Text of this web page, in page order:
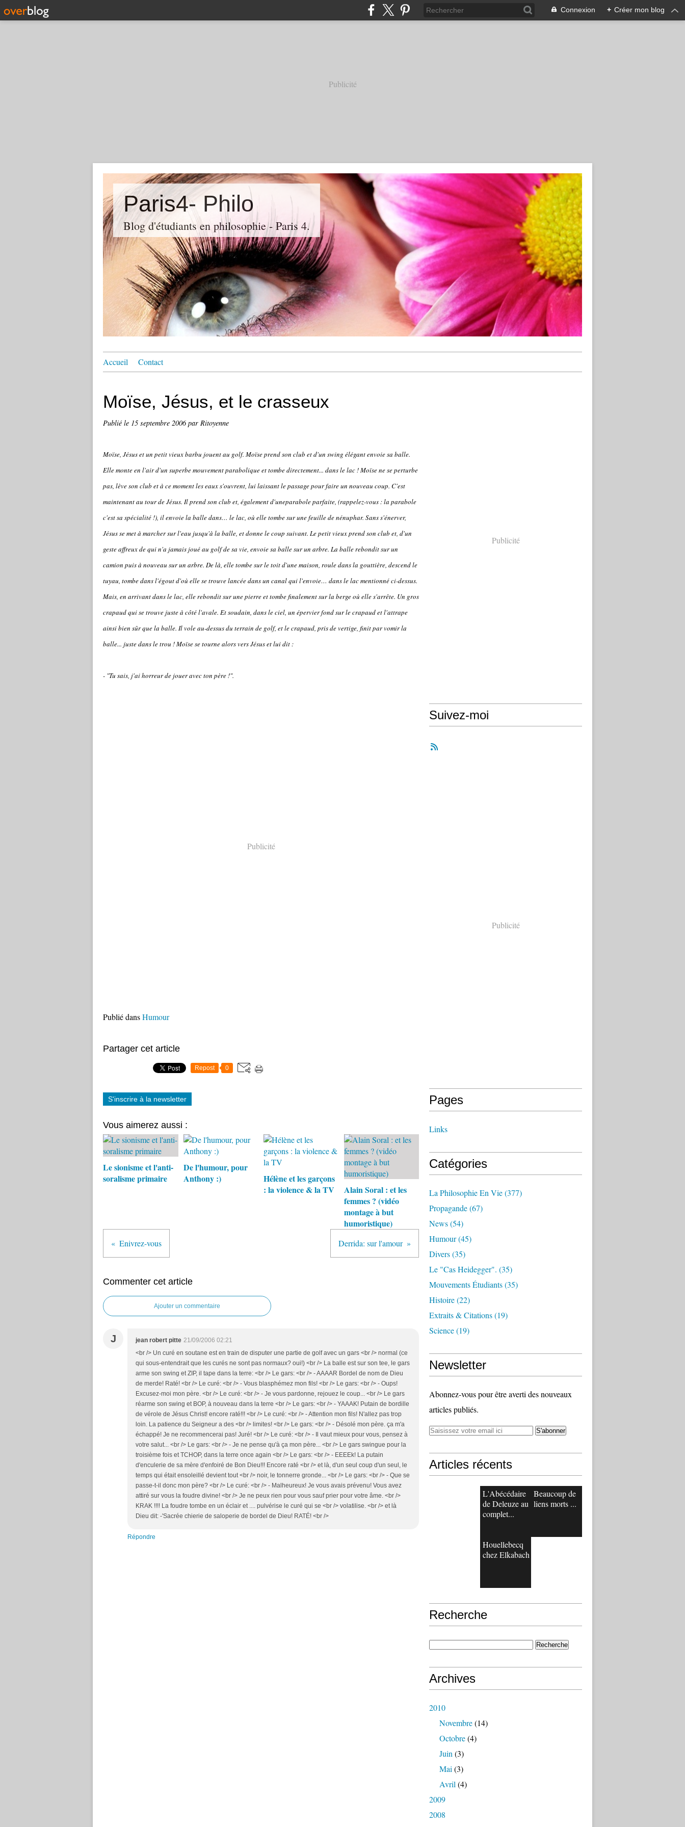
Connexion + Créer mon blog
Publicité
Paris4- Philo
Blog d'étudiants en philosophie - Paris 4.
Accueil Contact
Moïse, Jésus, et le crasseux
Publié le 15 septembre 2006par Ritoyenne
Moïse, Jésus et un petit vieux barbu jouent au golf. Moïse prend son club et d'un swing élégant envoie sa balle.
Elle monte en l'air d'un superbe mouvement parabolique et tombe directement... dans le lac ! Moïse ne se perturbe
pas, lève son club et à ce moment les eaux s'ouvrent, lui laissant le passage pour faire un nouveau coup. C'est
maintenant au tour de Jésus. Il prend son club et, également d'uneparabole parfaite, (rappelez-vous : la parabole
c'est sa spécialité !), il envoie la balle dans… le lac, où elle tombe sur une feuille de nénuphar. Sans s'énerver,
Jésus se met à marcher sur l'eau jusqu'à la balle, et donne le coup suivant. Le petit vieux prend son club et, d'un
geste affreux de qui n'a jamais joué au golf de sa vie, envoie sa balle sur un arbre. La balle rebondit sur un
camion puis à nouveau sur un arbre. De là, elle tombe sur le toit d'une maison, roule dans la gouttière, descend le
tuyau, tombe dans l'égout d'où elle se trouve lancée dans un canal qui l'envoie… dans le lac mentionné ci-dessus.
Mais, en arrivant dans le lac, elle rebondit sur une pierre et tombe finalement sur la berge où elle s'arrête. Un gros
crapaud qui se trouve juste à côté l'avale. Et soudain, dans le ciel, un épervier fond sur le crapaud et l'attrape
ainsi bien sûr que la balle. Il vole au-dessus du terrain de golf, et le crapaud, pris de vertige, finit par vomir la
balle... juste dans le trou ! Moïse se tourne alors vers Jésus et lui dit :
- "Tu sais, j'ai horreur de jouer avec ton père !".
Publicité
Publié dansHumour
Partager cet article
Repost 0
S'inscrire à la newsletter
Vous aimerez aussi :
Le sionisme et l'anti-
soralisme primaire
De l'humour, pour
Anthony :)
Hélène et les garçons
: la violence & la TV
Alain Soral : et les
femmes ? (vidéo
montage à but
humoristique)
Enivrez-vous Derrida: sur l'amour
Commenter cet article
Ajouter un commentaire
J jean robert pitte 21/09/2006 02:21
<br /> Un curé en soutane est en train de disputer une partie de golf avec un gars <br /> normal (ce
qui sous-entendrait que les curés ne sont pas normaux? oui!) <br /> La balle est sur son tee, le gars
arme son swing et ZIP, il tape dans la terre: <br /> Le gars: <br /> - AAAAR Bordel de nom de Dieu
de merde! Raté! <br /> Le curé: <br /> - Vous blasphémez mon fils! <br /> Le gars: <br /> - Oups!
Excusez-moi mon père. <br /> Le curé: <br /> - Je vous pardonne, rejouez le coup... <br /> Le gars
réarme son swing et BOP, à nouveau dans la terre <br /> Le gars: <br /> - YAAAK! Putain de bordille
de vérole de Jésus Christ! encore raté!!! <br /> Le curé: <br /> - Attention mon fils! N'allez pas trop
loin. La patience du Seigneur a des <br /> limites! <br /> Le gars: <br /> - Désolé mon père. ça m'a
échappé! Je ne recommencerai pas! Juré! <br /> Le curé: <br /> - Il vaut mieux pour vous, pensez à
votre salut... <br /> Le gars: <br /> - Je ne pense qu'à ça mon père... <br /> Le gars swingue pour la
troisième fois et TCHOP, dans la terre once again <br /> Le gars: <br /> - EEEEk! La putain
d'enculerie de sa mère d'enfoiré de Bon Dieu!!! Encore raté <br /> et là, d'un seul coup d'un seul, le
temps qui était ensoleillé devient tout <br /> noir, le tonnerre gronde... <br /> Le gars: <br /> - Que se
passe-t-il donc mon père? <br /> Le curé: <br /> - Malheureux! Je vous avais prévenu! Vous avez
attiré sur vous la foudre divine! <br /> Je ne peux rien pour vous sauf prier pour votre âme. <br />
KRAK !!!! La foudre tombe en un éclair et .... pulvérise le curé qui se <br /> volatilise. <br /> et là
Dieu dit: -'Sacrée chierie de saloperie de bordel de Dieu! RATÉ! <br />
Répondre
Publicité
Suivez-moi
Publicité
Pages
Links
Catégories
La Philosophie En Vie(377)
Propagande(67)
News(54)
Humour(45)
Divers(35)
Le "cas Heidegger". (35)
Mouvements Étudiants(35)
Histoire(22)
Extraits & Citations(19)
Science(19)
Newsletter
Abonnez-vous pour être averti des nouveaux
articles publiés.
Articles récents
L'Abécédaire
de Deleuze au
complet...
Beaucoup de
liens morts ...
Houellebecq
chez Elkabach
Recherche
Archives
2010
Novembre(14)
Octobre(4)
Juin (3)
Mai (3)
Avril (4)
2009
2008